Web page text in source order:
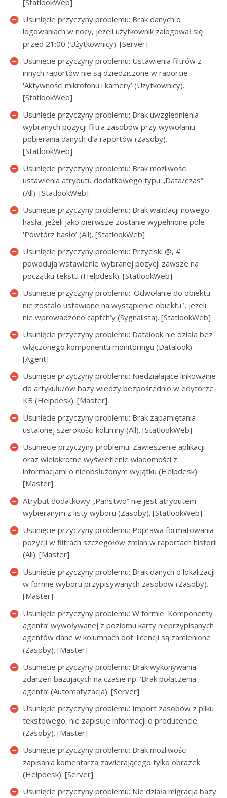
[StatlookWeb]
Usunięcie przyczyny problemu: Brak danych o
logowaniach w nocy, jeżeli użytkownik zalogował się
przed 21:00 (Użytkownicy). [Server]
Usunięcie przyczyny problemu: Ustawienia filtrów z
innych raportów nie są dziedziczone w raporcie
'Aktywności mikrofonu i kamery’ (Użytkownicy).
[StatlookWeb]
Usunięcie przyczyny problemu: Brak uwzględnienia
wybranych pozycji filtra zasobów przy wywołaniu
pobierania danych dla raportów (Zasoby).
[StatlookWeb]
Usunięcie przyczyny problemu: Brak możliwości
ustawienia atrybutu dodatkowego typu „Data/czas”
(All). [StatlookWeb]
Usunięcie przyczyny problemu: Brak walidacji nowego
hasła, jeżeli jako pierwsze zostanie wypełnione pole
'Powtórz hasło’ (All). [StatlookWeb]
Usunięcie przyczyny problemu: Przyciski @, #
powodują wstawienie wybranej pozycji zawsze na
początku tekstu (Helpdesk). [StatlookWeb]
Usunięcie przyczyny problemu: 'Odwołanie do obiektu
nie zostało ustawione na wystąpienie obiektu.’, jeżeli
nie wprowadzono captch’y (Sygnalista). [StatlookWeb]
Usunięcie przyczyny problemu: Datalook nie działa bez
włączonego komponentu monitoringu (Datalook).
[Agent]
Usunięcie przyczyny problemu: Niedziałające linkowanie
do artykułu/ów bazy wiedzy bezpośrednio w edytorze
KB (Helpdesk). [Master]
Usunięcie przyczyny problemu: Brak zapamiętania
ustalonej szerokości kolumny (All). [StatlookWeb]
Usuniecie przyczyny problemu: Zawieszenie aplikacji
oraz wielokrotne wyświetlenie wiadomości z
informacjami o nieobsłużonym wyjątku (Helpdesk).
[Master]
Atrybut dodatkowy „Państwo” nie jest atrybutem
wybieranym z listy wyboru (Zasoby). [StatlookWeb]
Usunięcie przyczyny problemu: Poprawa formatowania
pozycji w filtrach szczegółów zmian w raportach historii
(All). [Master]
Usunięcie przyczyny problemu: Brak danych o lokalizacji
w formie wyboru przypisywanych zasobów (Zasoby).
[Master]
Usunięcie przyczyny problemu: W formie 'Komponenty
agenta’ wywoływanej z poziomu karty nieprzypisanych
agentów dane w kolumnach dot. licencji są zamienione
(Zasoby). [Master]
Usunięcie przyczyny problemu: Brak wykonywania
zdarzeń bazujących na czasie np. 'Brak połączenia
agenta’ (Automatyzacja). [Server]
Usunięcie przyczyny problemu: Import zasobów z pliku
tekstowego, nie zapisuje informacji o producencie
(Zasoby). [Master]
Usunięcie przyczyny problemu: Brak możliwości
zapisania komentarza zawierającego tylko obrazek
(Helpdesk). [Server]
Usunięcie przyczyny problemu: Nie działa migracja bazy